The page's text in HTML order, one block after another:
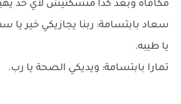
مكافأة وبعد كدا متسكتيش لاي حد
سعاد بابتسامة: ربنا يجازيكي خير يا
يا طيبه.
تمارا بابتسامة: ويديكي الصحة يا رب.